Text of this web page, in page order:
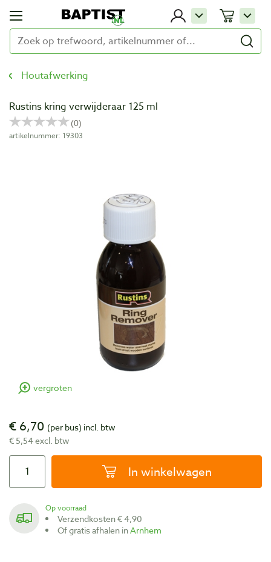
Houtafwerking
Rustins kring verwijderaar 125 ml
artikelnummer: 19303
vergroten
€ 6,70 (per bus) incl. btw
€ 5,54 excl. btw
In winkelwagen
Op voorraad
Verzendkosten € 4,90
Of gratis afhalen inArnhem